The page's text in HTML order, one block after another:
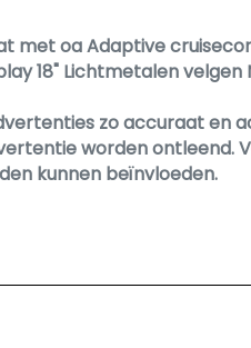
in hoogte
control adaptief met
ramen achter
bekleding
met oa Adaptive
18" Lichtmetalen
zo accuraat en
worden
kunnen beïnvloeden.